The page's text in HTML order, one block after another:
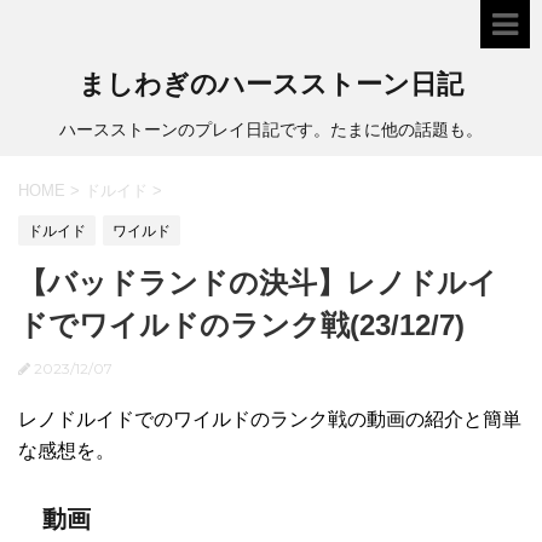
ましわぎのハースストーン日記
ハースストーンのプレイ日記です。たまに他の話題も。
HOME > ドルイド >
ドルイド ワイルド
【バッドランドの決斗】レノドルイ
ドでワイルドのランク戦(23/12/7)
2023/12/07
レノドルイドでのワイルドのランク戦の動画の紹介と簡単
な感想を。
動画